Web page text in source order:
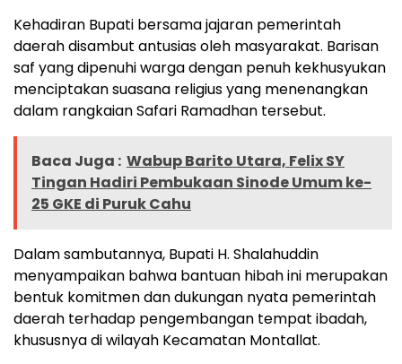
Kehadiran Bupati bersama jajaran pemerintah
daerah disambut antusias oleh masyarakat. Barisan
saf yang dipenuhi warga dengan penuh kekhusyukan
menciptakan suasana religius yang menenangkan
dalam rangkaian Safari Ramadhan tersebut.
Baca Juga : Wabup Barito Utara, Felix SY
Tingan Hadiri Pembukaan Sinode Umum ke-
25 GKE di Puruk Cahu
Dalam sambutannya, Bupati H. Shalahuddin
menyampaikan bahwa bantuan hibah ini merupakan
bentuk komitmen dan dukungan nyata pemerintah
daerah terhadap pengembangan tempat ibadah,
khususnya di wilayah Kecamatan Montallat.